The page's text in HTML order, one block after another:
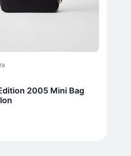
2005 Mini Bag